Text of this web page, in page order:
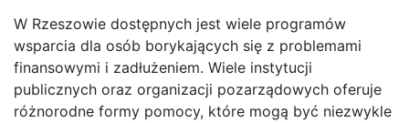
W Rzeszowie dostępnych jest wiele programów
wsparcia dla osób borykających się z problemami
finansowymi i zadłużeniem. Wiele instytucji
publicznych oraz organizacji pozarządowych oferuje
różnorodne formy pomocy, które mogą być niezwykle